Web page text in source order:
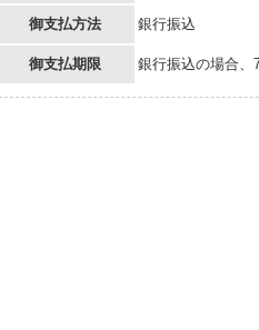
御支払方法 銀行振込
御支払期限 銀行振込の場合、